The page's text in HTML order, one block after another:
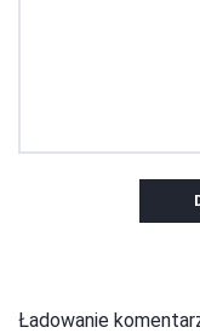
Ładowanie